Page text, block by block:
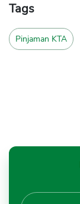
Tags
Pinjaman KTA